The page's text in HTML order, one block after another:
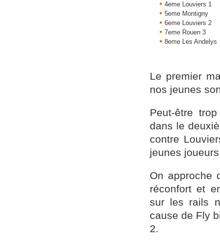
4eme Louviers 1
5eme Montigny
6eme Louviers 2
7eme Rouen 3
8eme Les Andelys
Le premier
nos jeunes
Peut-être
dans le
contre
jeunes
On approche
réconfort et
sur les rails
cause de Fly
2.